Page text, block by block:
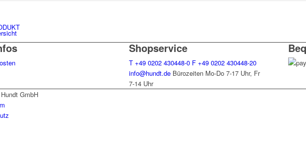
Shopservice
T +49 0202 430448-0 F +49 0202 430448-20
info@hundt.de Bürozeiten Mo-Do 7-17 Uhr, Fr
7-14 Uhr
GmbH